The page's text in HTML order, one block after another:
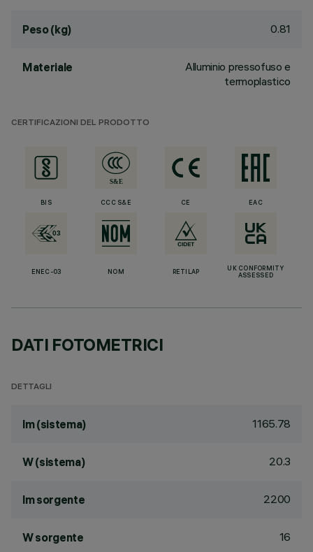
Peso (kg) 0.81
Materiale
Alluminio pressofuso e
termoplastico
CERTIFICAZIONI DEL PRODOTTO
BIS CCC S&E CE EAC
ENEC-03 NOM RETILAP
UK CONFORMITY
ASSESSED
DATI FOTOMETRICI
DETTAGLI
lm (sistema) 1165.78
W (sistema) 20.3
lm sorgente 2200
W sorgente 16